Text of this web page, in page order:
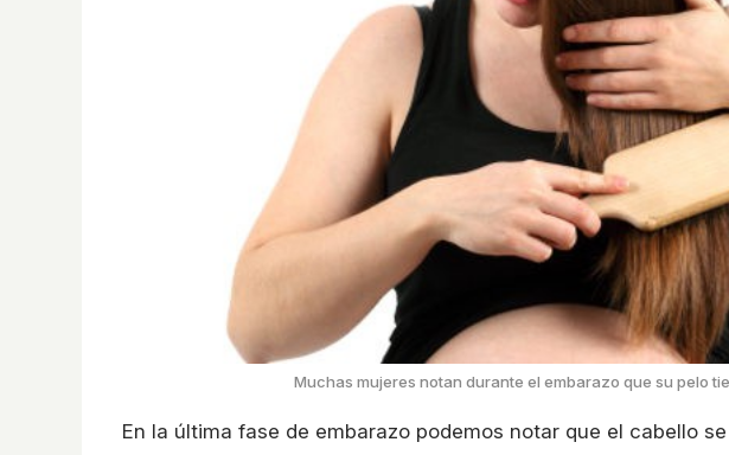
Muchas mujeres notan durante el embarazo que su pelo
En la última fase de embarazo podemos notar que el cabello